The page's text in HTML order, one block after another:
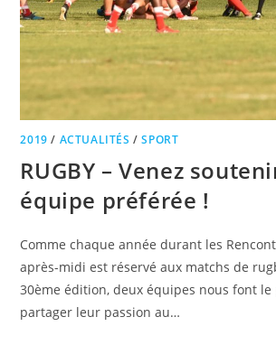
2019 / ACTUALITÉS /SPORT
RUGBY – Venez
équipe préférée !
Comme chaque année durant les
après-midi est réservé aux matchs de
30ème édition, deux équipes nous font
partager leur passion au…